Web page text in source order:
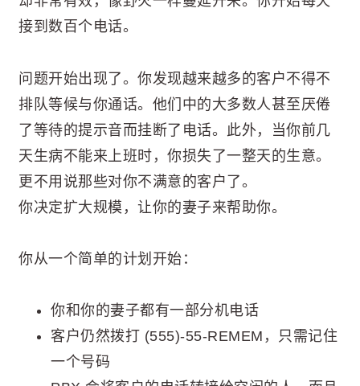
接到数百个电话。
问题开始出现了。你发现越来越多的客户不得不
排队等候与你通话。他们中的大多数人甚至厌倦
了等待的提示音而挂断了电话。此外，当你前几
天生病不能来上班时，你损失了一整天的生意。
更不用说那些对你不满意的客户了。
你决定扩大规模，让你的妻子来帮助你。
你从一个简单的计划开始：
你和你的妻子都有一部分机电话
客户仍然拨打 (555)-55-REMEM，只需记住
一个号码